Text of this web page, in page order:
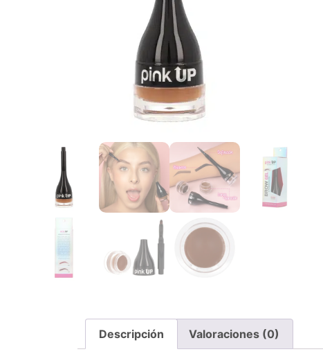
Descripción Valoraciones (0)